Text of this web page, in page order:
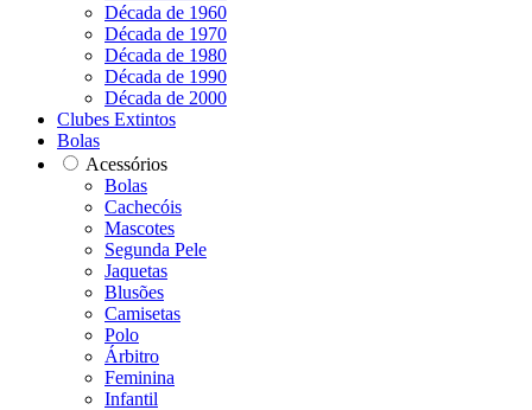
Década de 1960
Década de 1970
Década de 1980
Década de 1990
Década de 2000
Clubes Extintos
Bolas
Acessórios
Bolas
Cachecóis
Mascotes
Segunda Pele
Jaquetas
Blusões
Camisetas
Polo
Árbitro
Feminina
Infantil